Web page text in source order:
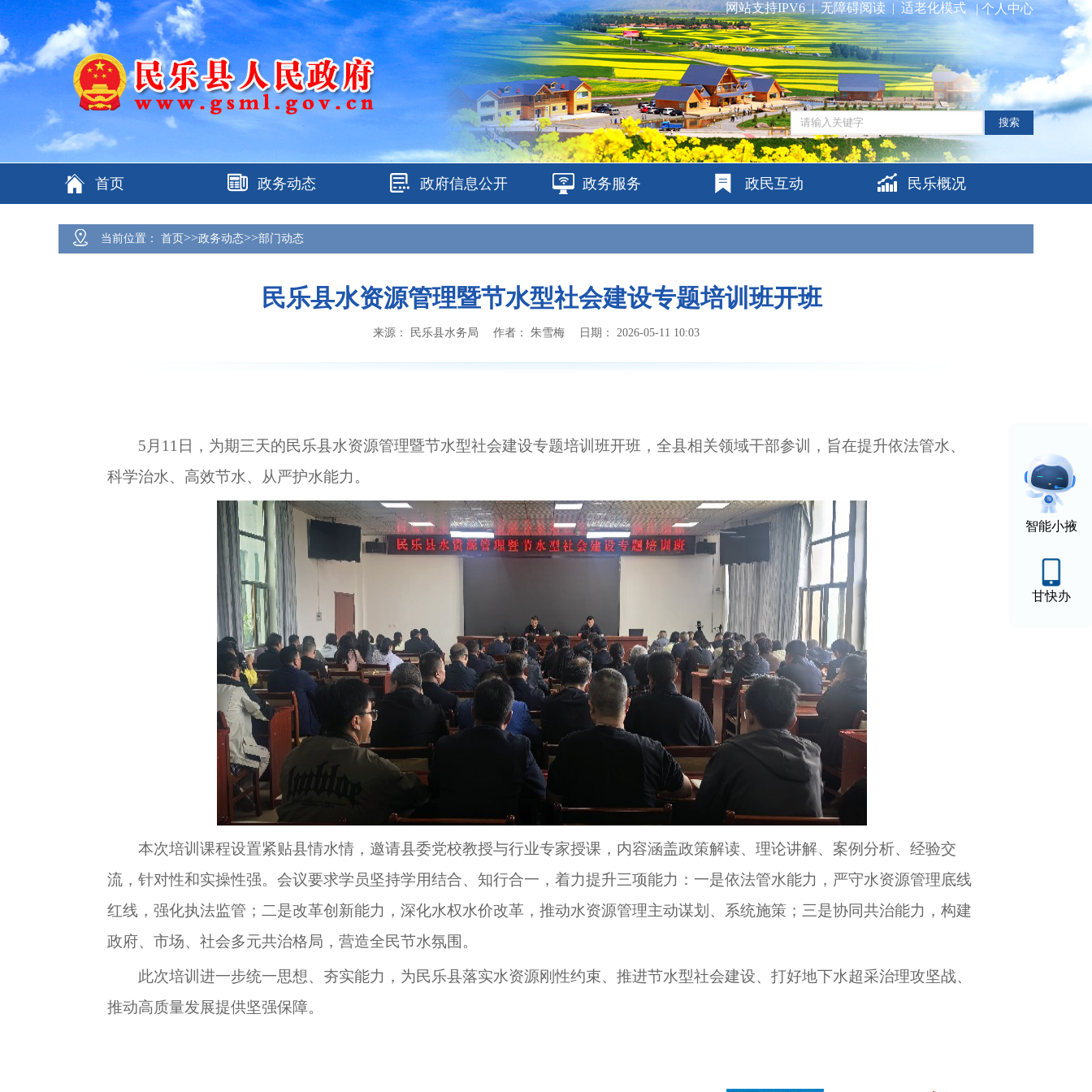
网站支持IPV6 | 无障碍阅读 | 适老化模式 | 个人中心
搜索
首页 政务动态 政府信息公开 政务服务 政民互动 民乐概况
智能小掖
甘快办
当前位置： 首页 >>政务动态>>部门动态
民乐县水资源管理暨节水型社会建设专题培训班开班
来源： 民乐县水务局 作者： 朱雪梅 日期： 2026-05-11 10:03
5月11日，为期三天的民乐县水资源管理暨节水型社会建设专题培训班开班，全县相关领域干部参训，旨在提升依法管水、
科学治水、高效节水、从严护水能力。
本次培训 课程设置紧贴县情水情，邀请县委党校教授与行业专家授课，内容涵盖政策解读、理论讲解、案例分析、经验交
流，针对性和实操性强。会议要求学员坚持学用结合、知行合一，着力提升三项能力：一是依法管水能力，严守水资源管理底线
红线，强化执法监管；二是改革创新能力，深化水权水价改革，推动水资源管理主动谋划、系统施策；三是协同共治能力，构建
政府、市场、社会多元共治格局，营造全民节水氛围。
此次培训进一步统一思想、夯实能力，为民乐县落实水资源刚性约束、推进节水型社会建设、打好地下水超采治理攻坚战、
推动高质量发展提供坚强保障。